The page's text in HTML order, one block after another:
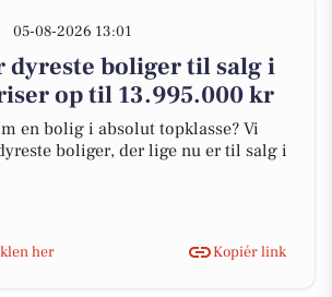
05-08-2026 13:01
dyreste boliger til salg i
op til 13.995.000 kr
en bolig i absolut topklasse? Vi
boliger, der lige nu er til salg i
her
Kopiér link